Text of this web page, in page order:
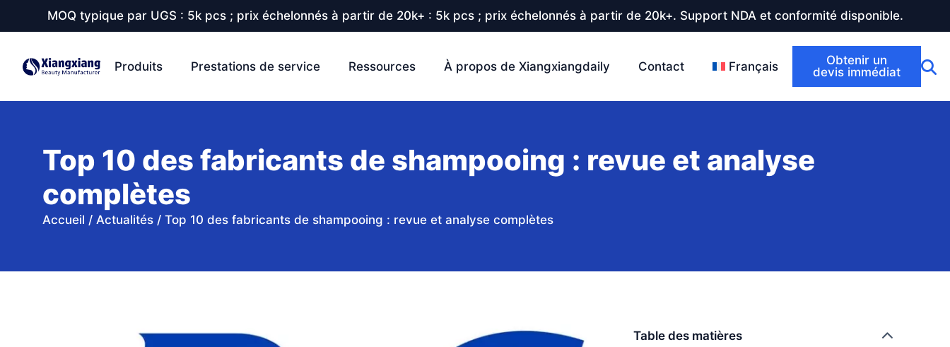
MOQ typique par UGS : 5k pcs ; prix échelonnés à partir de 20k+ : 5k pcs ; prix échelonnés à partir de 20k+. Support NDA et conformité disponible.
Produits Prestations de service Ressources À propos de Xiangxiangdaily Contact Français
Obtenir un
devis immédiat
Top 10 des fabricants de shampooing : revue et analyse
complètes
Accueil / Actualités / Top 10 des fabricants de shampooing : revue et analyse complètes
Table des matières